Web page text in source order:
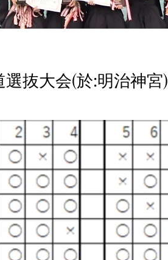
選抜大会(於:明治神宮)